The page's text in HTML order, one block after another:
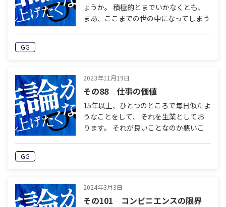
ょうか。 積極的とまでいかなくとも、
まあ、ここまでの世の中になってしまう
GG
2023年11月19日
その88 仕事の価値
15年以上、ひとつのところで毎日似たよ
うなことをして、 それを生業としてお
ります。 それが良いことなのか悪いこ
GG
2024年3月3日
その101 コンビニエンスの限界